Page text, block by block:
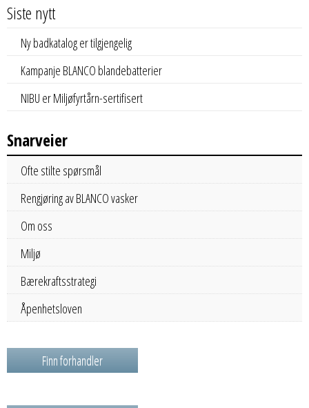
Siste nytt
Ny badkatalog er tilgjengelig
Kampanje BLANCO blandebatterier
NIBU er Miljøfyrtårn-sertifisert
Snarveier
Ofte stilte spørsmål
Rengjøring av BLANCO vasker
Om oss
Miljø
Bærekraftsstrategi
Åpenhetsloven
Finn forhandler